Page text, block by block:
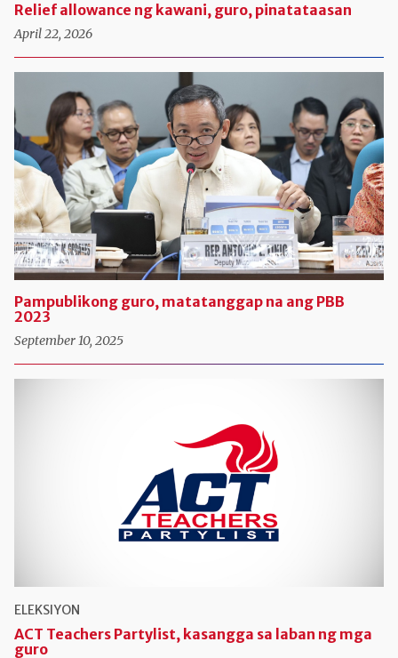
Relief allowance ng kawani, guro, pinatataasan
April 22, 2026
Pampublikong guro, matatanggap na ang PBB
2023
September 10, 2025
ELEKSIYON
ACT Teachers Partylist, kasangga sa laban ng mga
guro